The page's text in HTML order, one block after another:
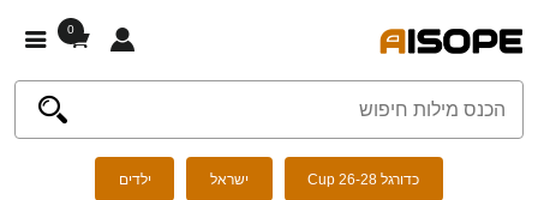
0
כדורגל Cup 26-28 ישראל ילדים